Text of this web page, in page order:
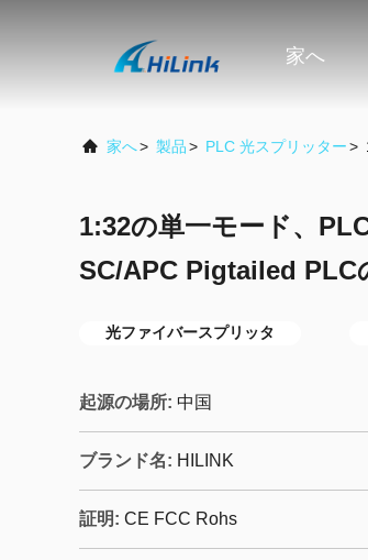
家へ
家へ> 製品> PLC 光スプリッター>
1:32の単一モード、
SC/APC Pigtailed PLC
光ファイバースプリッタ
起源の場所: 中国
ブランド名: HILINK
証明: CE FCC Rohs